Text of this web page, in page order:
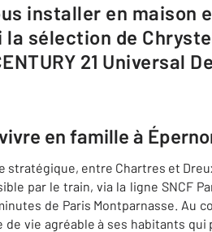
sélection​ de
21 Universal
en famille à
entre Chartres et
par le train, via la ligne SNCF
de Paris Montparnasse.
de vie agréable à ses habitants